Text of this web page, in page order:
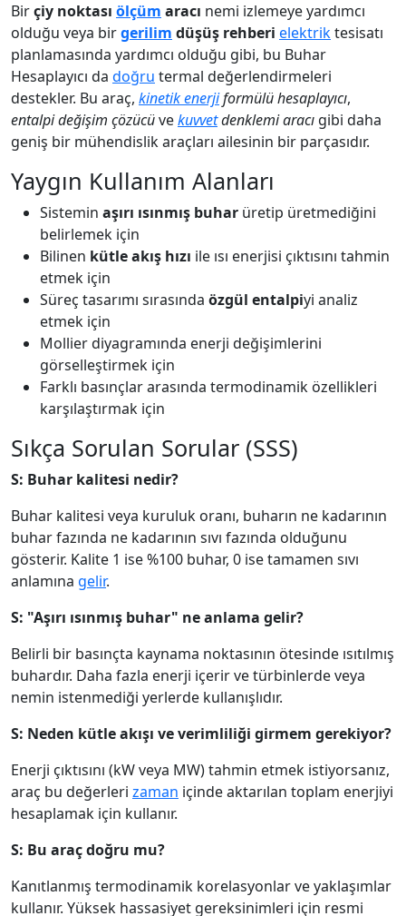
Birçiy noktası ölçüm aracı nemi izlemeye yardımcı
olduğu veya birgerilim düşüş rehberi elektriktesisatı
planlamasında yardımcı olduğu gibi, bu Buhar
Hesaplayıcı da doğru termal değerlendirmeleri
destekler. Bu araç, kinetik enerjiformülü hesaplayıcı,
entalpi değişim çözücüvekuvvetdenklemi aracı gibi daha
geniş bir mühendislik araçları ailesinin bir parçasıdır.
Yaygın Kullanım Alanları
Sistemin aşırı ısınmış buhar üretip üretmediğini
belirlemek için
Bilinen kütle akış hızı ile ısı enerjisi çıktısını tahmin
etmek için
Süreç tasarımı sırasında özgül entalpiyi analiz
etmek için
Mollier diyagramında enerji değişimlerini
görselleştirmek için
Farklı basınçlar arasında termodinamik özellikleri
karşılaştırmak için
Sıkça Sorulan Sorular (SSS)
S: Buhar kalitesi nedir?
Buhar kalitesi veya kuruluk oranı, buharın ne kadarının
buhar fazında ne kadarının sıvı fazında olduğunu
gösterir. Kalite 1 ise %100 buhar, 0 ise tamamen sıvı
anlamına gelir.
S: "Aşırı ısınmış buhar" ne anlama gelir?
Belirli bir basınçta kaynama noktasının ötesinde ısıtılmış
buhardır. Daha fazla enerji içerir ve türbinlerde veya
nemin istenmediği yerlerde kullanışlıdır.
S: Neden kütle akışı ve verimliliği girmem gerekiyor?
Enerji çıktısını (kW veya MW) tahmin etmek istiyorsanız,
araç bu değerleri zaman içinde aktarılan toplam enerjiyi
hesaplamak için kullanır.
S: Bu araç doğru mu?
Kanıtlanmış termodinamik korelasyonlar ve yaklaşımlar
kullanır. Yüksek hassasiyet gereksinimleri için resmi